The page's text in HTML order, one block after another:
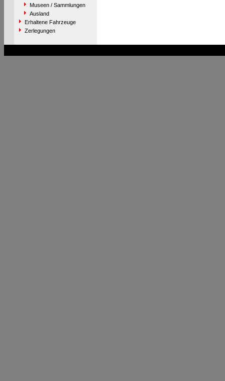
Museen / Sammlungen
Ausland
Erhaltene Fahrzeuge
Zerlegungen